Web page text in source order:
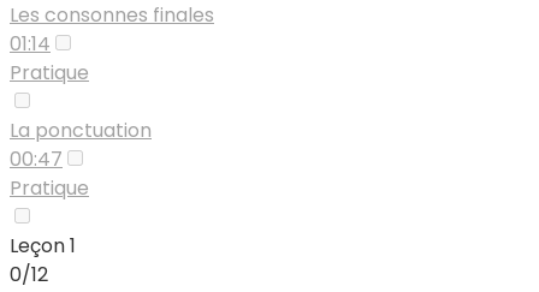
Les consonnes finales
01:14
Pratique
La ponctuation
00:47
Pratique
Leçon 1
0/12